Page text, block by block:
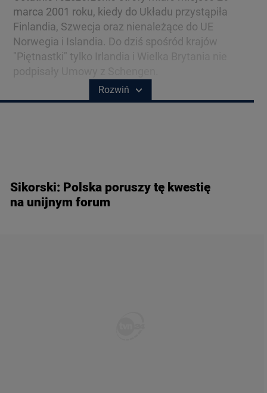
POLITYKA PRYWATNOŚCI
o.o. wymaga wcześniejszej zgody TVN S.A./ TVN Media Sp. z o.o. oraz zawarcia stosownej
umowy licencyjnej. Na podstawie art. 25 ust. 1 pkt. 1 b) ustawy o prawie autorskim i prawach
pokrewnych TVN S.A. / TVN Media Sp. z o.o. wyraźnie zastrzega, że dalsze
marca 2001 roku, kiedy do Układu przystąpiła
Finlandia, Szwecja oraz nienależące do UE
Norwegia i Islandia. Do dziś spośród krajów
"Piętnastki" tylko Irlandia i Wielka Brytania nie
Rozwiń
Sikorski: Polska poruszy tę kwestię
na unijnym forum